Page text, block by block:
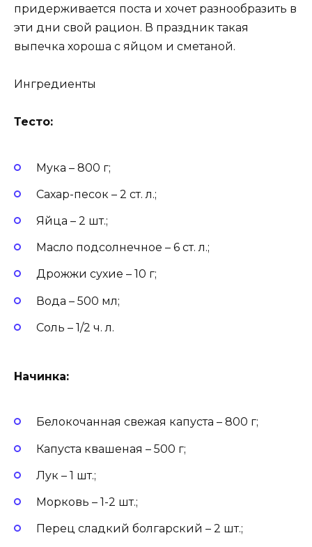
придерживается поста и хочет разнообразить в
эти дни свой рацион. В праздник такая
выпечка хороша с яйцом и сметаной.
Ингредиенты
Тесто:
Мука – 800 г;
Сахар-песок – 2 ст. л.;
Яйца – 2 шт.;
Масло подсолнечное – 6 ст. л.;
Дрожжи сухие – 10 г;
Вода – 500 мл;
Соль – 1/2 ч. л.
Начинка:
Белокочанная свежая капуста – 800 г;
Капуста квашеная – 500 г;
Лук – 1 шт.;
Морковь – 1-2 шт.;
Перец сладкий болгарский – 2 шт.;